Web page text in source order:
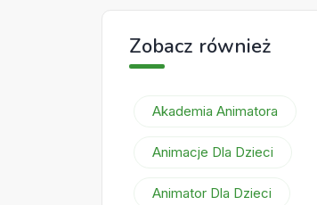
Zobacz również
Akademia Animatora
Animacje Dla Dzieci
Animator Dla Dzieci